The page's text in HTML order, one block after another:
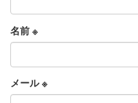
名前 ※
メール※